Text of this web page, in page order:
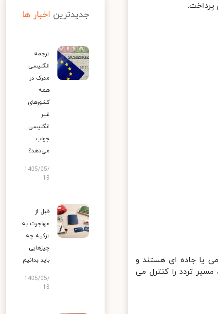
یا جاده ای هستند و
تردد را کنترل می
جدیدترین اخبار ها
ترجمه
انگلیسی
مدرک در
همه
کشورهای
غیر
انگلیسی
جواب
می‌دهد؟
1405/05/
18
قبل از
مهاجرت به
ترکیه چه
چیزهایی
باید بدانیم
1405/05/
18